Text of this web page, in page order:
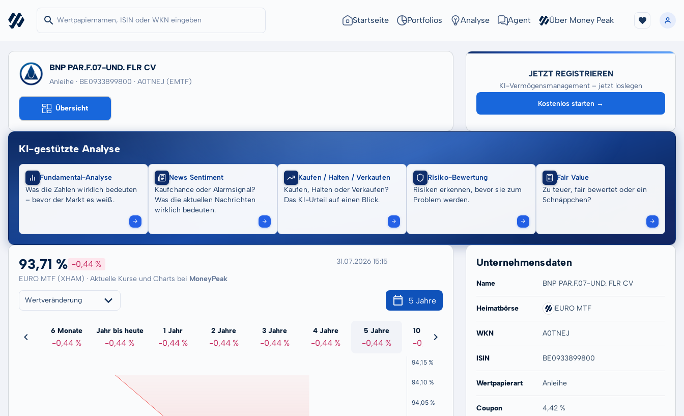
Startseite Portfolios Analyse Agent Über Money Peak
BNP PAR.F.07-UND. FLR CV
Anleihe · BE0933899800 · A0TNEJ (EMTF)
Übersicht
JETZT REGISTRIEREN
KI-Vermögensmanagement – jetzt loslegen
Kostenlos starten →
KI-gestützte Analyse
Fundamental-Analyse
Was die Zahlen wirklich bedeuten
– bevor der Markt es weiß.
News Sentiment
Kaufchance oder Alarmsignal?
Was die aktuellen Nachrichten
wirklich bedeuten.
Kaufen / Halten / Verkaufen
Kaufen, Halten oder Verkaufen?
Das KI-Urteil auf einen Blick.
Risiko-Bewertung
Risiken erkennen, bevor sie zum
Problem werden.
Fair Value
Zu teuer, fair bewertet oder ein
Schnäppchen?
93,71 % -0,44 %
EURO MTF (XHAM) · Aktuelle Kurse und Charts bei MoneyPeak
31.07.2026 15:15
Wertveränderung 5 Jahre
-0,80 %
6 Monate
-0,44 %
Jahr bis heute
-0,44 %
1 Jahr
-0,44 %
2 Jahre
-0,44 %
3 Jahre
-0,44 %
4 Jahre
-0,44 %
5 Jahre
-0,44 %
10 Jahre
-0,44 %
20 Jahre
Unternehmensdaten
Name BNP PAR.F.07-UND. FLR CV
Heimatbörse EURO MTF
WKN A0TNEJ
ISIN BE0933899800
Wertpapierart Anleihe
Coupon 4,42 %